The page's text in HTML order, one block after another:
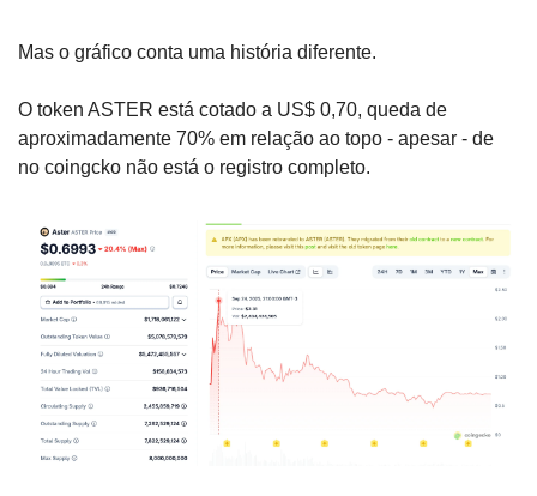
Mas o gráfico conta uma história diferente.
O token ASTER está cotado a US$ 0,70, queda de
aproximadamente 70% em relação ao topo - apesar - de
no coingcko não está o registro completo.